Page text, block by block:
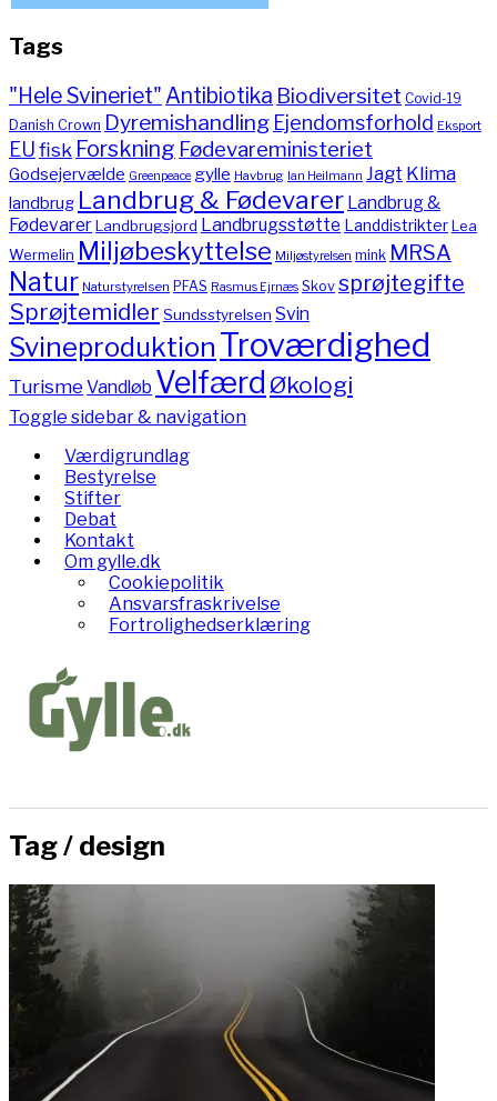
Tags
"Hele Svineriet" Antibiotika Biodiversitet Covid-19
Danish Crown Dyremishandling Ejendomsforhold Eksport
EUfisk Forskning Fødevareministeriet
Godsejervælde Greenpeace gylle Havbrug Ian Heilmann Jagt Klima
landbrug Landbrug & Fødevarer Landbrug &
FødevarerLandbrugsjord Landbrugsstøtte LanddistrikterLea
Wermelin Miljøbeskyttelse Miljøstyrelsen mink MRSA
Natur Naturstyrelsen PFAS Rasmus Ejrnæs Skov sprøjtegifte
Sprøjtemidler Sundsstyrelsen Svin
Svineproduktion Troværdighed
TurismeVandløb Velfærd Økologi
Toggle sidebar & navigation
Værdigrundlag
Bestyrelse
Stifter
Debat
Kontakt
Om gylle.dk
Cookiepolitik
Ansvarsfraskrivelse
Fortrolighedserklæring
Tag / design